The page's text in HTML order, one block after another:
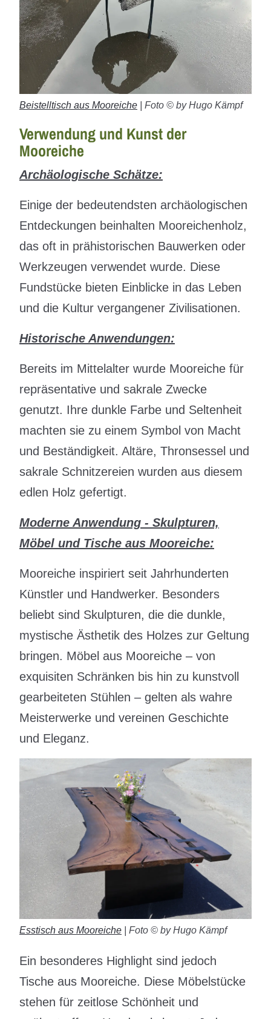
Beistelltisch aus Mooreiche | Foto © by Hugo Kämpf
Verwendung und Kunst der
Mooreiche
Archäologische Schätze:
Einige der bedeutendsten archäologischen
Entdeckungen beinhalten Mooreichenholz,
das oft in prähistorischen Bauwerken oder
Werkzeugen verwendet wurde. Diese
Fundstücke bieten Einblicke in das Leben
und die Kultur vergangener Zivilisationen.
Historische Anwendungen:
Bereits im Mittelalter wurde Mooreiche für
repräsentative und sakrale Zwecke
genutzt. Ihre dunkle Farbe und Seltenheit
machten sie zu einem Symbol von Macht
und Beständigkeit. Altäre, Thronsessel und
sakrale Schnitzereien wurden aus diesem
edlen Holz gefertigt.
Moderne Anwendung - Skulpturen,
Möbel und Tische aus Mooreiche:
Mooreiche inspiriert seit Jahrhunderten
Künstler und Handwerker. Besonders
beliebt sind Skulpturen, die die dunkle,
mystische Ästhetik des Holzes zur Geltung
bringen. Möbel aus Mooreiche – von
exquisiten Schränken bis hin zu kunstvoll
gearbeiteten Stühlen – gelten als wahre
Meisterwerke und vereinen Geschichte
und Eleganz.
Esstisch aus Mooreiche | Foto © by Hugo Kämpf
Ein besonderes Highlight sind jedoch
Tische aus Mooreiche. Diese Möbelstücke
stehen für zeitlose Schönheit und